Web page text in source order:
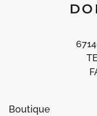
Boutique